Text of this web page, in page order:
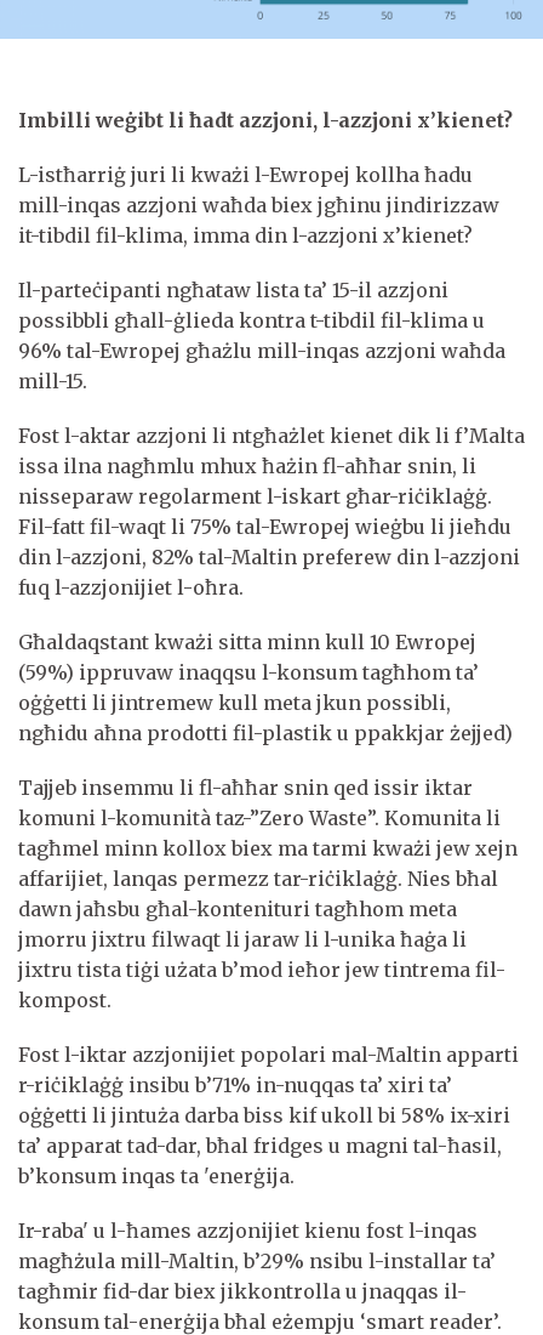
Imbilli weġibt li ħadt azzjoni, l-azzjoni x’kienet?
L-istħarriġ juri li kważi l-Ewropej kollha ħadu
mill-inqas azzjoni waħda biex jgħinu jindirizzaw
it-tibdil fil-klima, imma din l-azzjoni x’kienet?
Il-parteċipanti ngħataw lista ta’ 15-il azzjoni
possibbli għall-ġlieda kontra t-tibdil fil-klima u
96% tal-Ewropej għażlu mill-inqas azzjoni waħda
mill-15.
Fost l-aktar azzjoni li ntgħażlet kienet dik li f’Malta
issa ilna nagħmlu mhux ħażin fl-aħħar snin, li
nisseparaw regolarment l-iskart għar-riċiklaġġ.
Fil-fatt fil-waqt li 75% tal-Ewropej wieġbu li jieħdu
din l-azzjoni, 82% tal-Maltin preferew din l-azzjoni
fuq l-azzjonijiet l-oħra.
Għaldaqstant kważi sitta minn kull 10 Ewropej
(59%) ippruvaw inaqqsu l-konsum tagħhom ta’
oġġetti li jintremew kull meta jkun possibli,
ngħidu aħna prodotti fil-plastik u ppakkjar żejjed)
Tajjeb insemmu li fl-aħħar snin qed issir iktar
komuni l-komunità taz-”Zero Waste”. Komunita li
tagħmel minn kollox biex ma tarmi kważi jew xejn
affarijiet, lanqas permezz tar-riċiklaġġ. Nies bħal
dawn jaħsbu għal-kontenituri tagħhom meta
jmorru jixtru filwaqt li jaraw li l-unika ħaġa li
jixtru tista tiġi użata b’mod ieħor jew tintrema fil-
kompost.
Fost l-iktar azzjonijiet popolari mal-Maltin apparti
r-riċiklaġġ insibu b’71% in-nuqqas ta’ xiri ta’
oġġetti li jintuża darba biss kif ukoll bi 58% ix-xiri
ta’ apparat tad-dar, bħal fridges u magni tal-ħasil,
b’konsum inqas ta 'enerġija.
Ir-raba' u l-ħames azzjonijiet kienu fost l-inqas
magħżula mill-Maltin, b’29% nsibu l-installar ta’
tagħmir fid-dar biex jikkontrolla u jnaqqas il-
konsum tal-enerġija bħal eżempju ‘smart reader’.